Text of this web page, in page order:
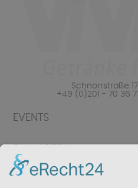
Schnorrstraße
+49 (0)201 - 70 36
EVENTS